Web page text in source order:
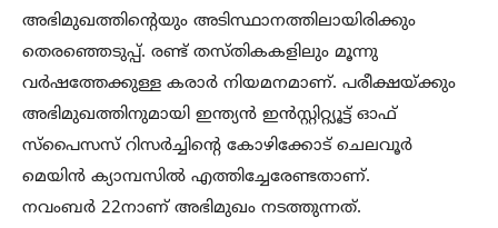
അഭിമുഖത്തിന്റെയും അടിസ്ഥാനത്തിലായിരിക്കും
തെരഞ്ഞെടുപ്പ്. രണ്ട് തസ്തികകളിലും മൂന്നു
വർഷത്തേക്കുള്ള കരാർ നിയമനമാണ്. പരീക്ഷയ്ക്കും
അഭിമുഖത്തിനുമായി ഇന്ത്യൻ ഇൻസ്റ്റിറ്റ്യൂട്ട് ഓഫ്
സ്പൈസസ് റിസർച്ചിന്റെ കോഴിക്കോട് ചെലവൂർ
മെയിൻ ക്യാമ്പസിൽ എത്തിച്ചേരേണ്ടതാണ്.
നവംബർ 22നാണ് അഭിമുഖം നടത്തുന്നത്.